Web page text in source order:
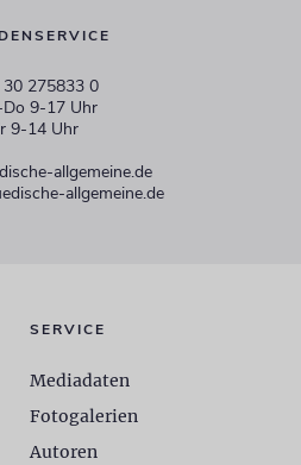
275833 0
9-17 Uhr
9-14 Uhr
allgemeine.de
allgemeine.de
SERVICE
Mediadaten
Fotogalerien
Autoren